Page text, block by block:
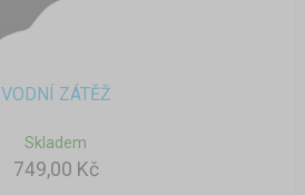
VODNÍ ZÁTĚŽ
Skladem
749,00 Kč